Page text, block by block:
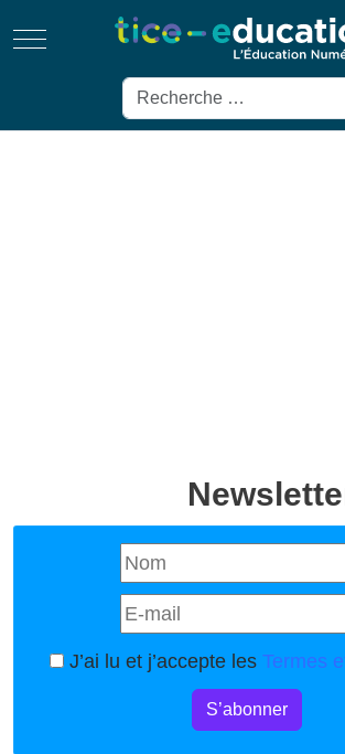
Mobile Menu Toggle
Rechercher
J’ai lu et j’accepte les Termes
S’abonner